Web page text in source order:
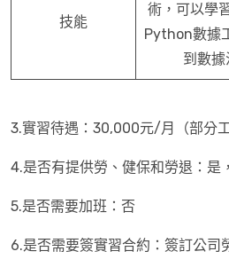
技能
術，可以學
Python數據
到數據
3.實習待遇：30,000元/月（部分工
4.是否有提供勞、健保和勞退：是
5.是否需要加班：否
6.是否需要簽實習合約：簽訂公司